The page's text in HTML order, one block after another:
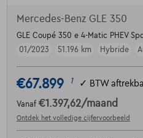
Mercedes-Benz GLE 350
GLE Coupé 350 e 4-Matic PHEV
01/2023
51.196 km Hybride
€67.899 1 ✓ BTW
Vanaf €1.397,62/maand
Ontdek het volledige cijfervoorbeeld